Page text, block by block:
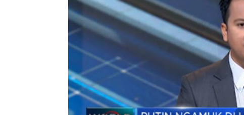
Informasi selengkapnya dalam program
ini.
Bagikan:
#polandia #rusia #ukraina #nato